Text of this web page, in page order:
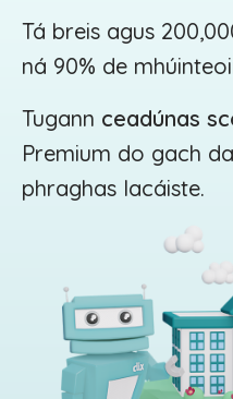
Tá breis agus
ná 90% de
Tugann ceadúnas
Premium do gach
phraghas lacáiste.